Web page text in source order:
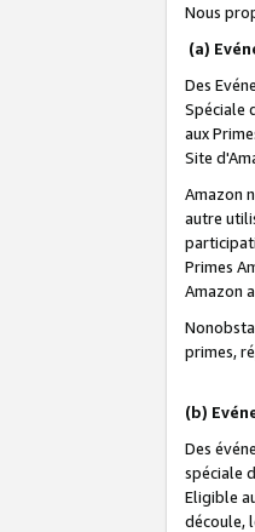
Nous
(a)
Des
Spéciale
aux
Site
Amazon
autre
Primes
Amazon
primes,
(b)
Des
spéciale
Eligible
découle,